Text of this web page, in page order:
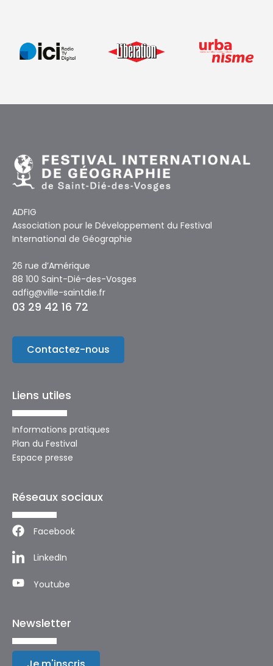
ADFIG
Association pour le Développement du Festival
International de Géographie
26 rue d’Amérique
88 100 Saint-Dié-des-Vosges
adfig@ville-saintdie.fr
03 29 42 16 72
Contactez-nous
Liens utiles
Informations pratiques
Plan du Festival
Espace presse
Réseaux sociaux
Facebook
LinkedIn
Youtube
Newsletter